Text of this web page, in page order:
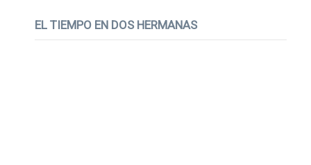
EL TIEMPO EN DOS HERMANAS